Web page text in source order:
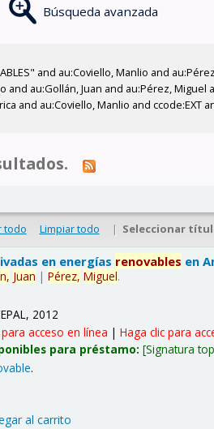
Búsqueda avanzada
and au:Coviello, Manlio and
and au:Gollán, Juan and au:Pérez,
and au:Coviello, Manlio and ccode:EXT
todo Limpiar todo | Seleccionar
en energías renovables en
Juan |Pérez, Miguel.
2012
acceso en línea |Haga clic para
para préstamo: Signatura
.
al carrito